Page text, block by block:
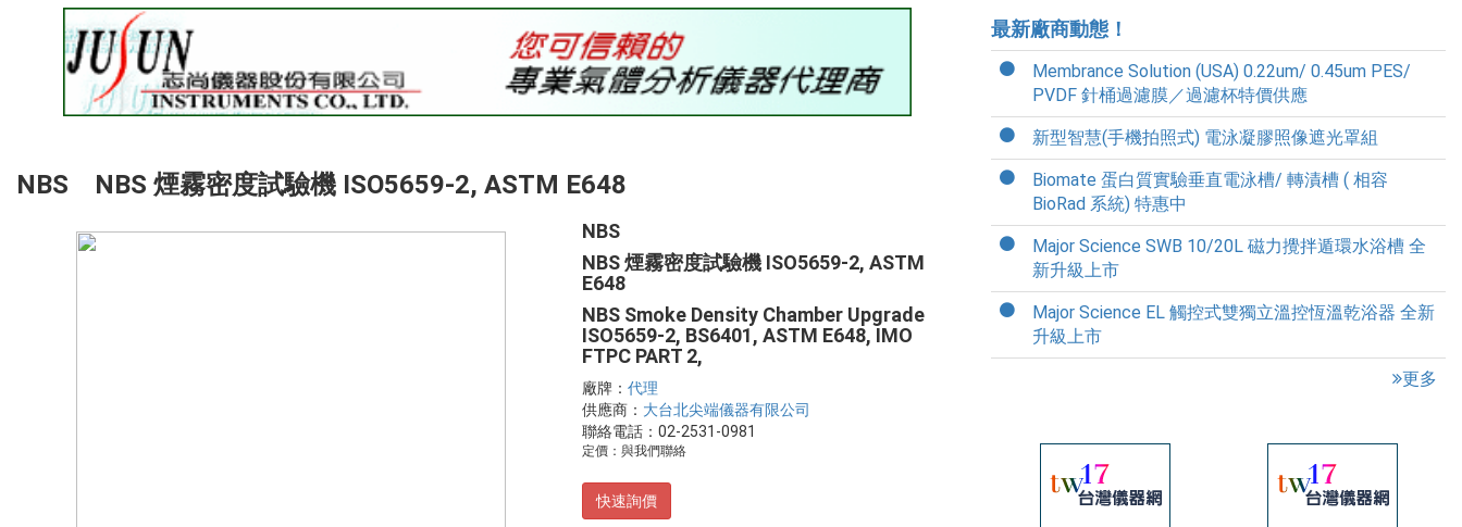
NBS NBS 煙霧密度試驗機 ISO5659-2, ASTM E648
NBS
NBS 煙霧密度試驗機 ISO5659-2, ASTM
E648
NBS Smoke Density Chamber Upgrade
ISO5659-2, BS6401, ASTM E648, IMO
FTPC PART 2,
廠牌：代理
供應商： 大台北尖端儀器有限公司
聯絡電話：02-2531-0981
定價：與我們聯絡
快速詢價
最新廠商動態！
Membrance Solution (USA) 0.22um/ 0.45um PES/
PVDF 針桶過濾膜／過濾杯特價供應
新型智慧(手機拍照式) 電泳凝膠照像遮光罩組
Biomate 蛋白質實驗垂直電泳槽/ 轉漬槽 ( 相容
BioRad 系統) 特惠中
Major Science SWB 10/20L 磁力攪拌遁環水浴槽 全
新升級上市
Major Science EL 觸控式雙獨立溫控恆溫乾浴器 全新
升級上市
更多